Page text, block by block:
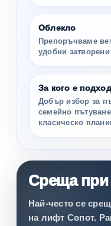
Облекло
Препоръчваме
удобни
За кого е
Добър избор за
семейно
класическо
Среща
Най-често се
на лифт Сопот.